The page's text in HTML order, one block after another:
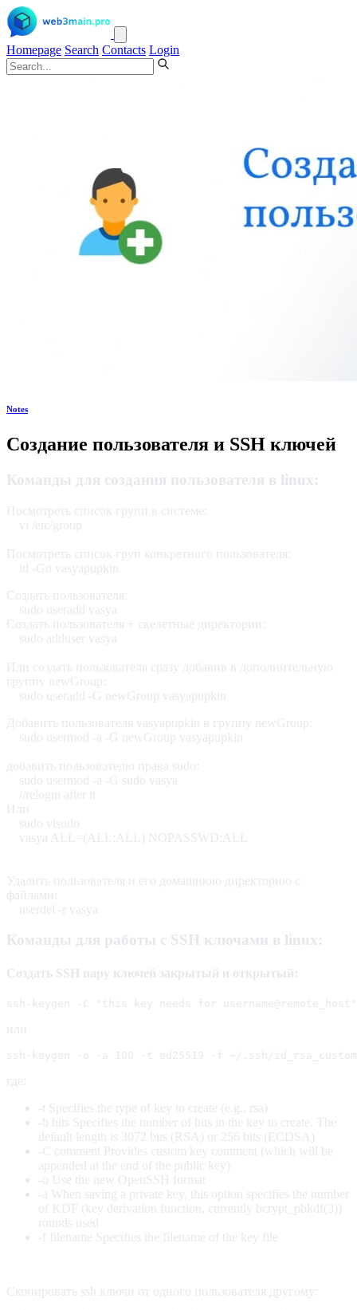
Homepage Search Contacts Login
Notes
Создание пользователя и SSH ключей
Команды для создания пользователя в linux:
Посмотреть список групп в системе:
vi /etc/group
Посмотреть список груп конкретного пользователя:
id -Gn vasyapupkin
Создать пользователя:
sudo useradd vasya
Создать пользователя + скелетные директории:
sudo adduser vasya
Или создать пользователя сразу добавив в дополнительную
группу newGroup:
sudo useradd -G newGroup vasyapupkin
Добавить пользователя vasyapupkin в группу newGroup:
sudo usermod -a -G newGroup vasyapupkin
добавить пользователю права sudo:
sudo usermod -a -G sudo vasya
//relogin after it
Или
sudo visudo
vasya ALL=(ALL:ALL) NOPASSWD:ALL
Удалить пользователя и его домашнюю директорию с
файлами:
userdel -r vasya
Команды для работы с SSH ключами в linux:
Создать SSH пару ключей закрытый и открытый:
ssh-keygen -C "this key needs for username@remote_host"
или
ssh-keygen -o -a 100 -t ed25519 -f ~/.ssh/
где:
-t Specifies the type of key to create (e.g., rsa)
-b bits Specifies the number of bits in the key to create. The
default length is 3072 bits (RSA) or 256 bits (ECDSA)
-C comment Provides custom key comment (which will be
appended at the end of the public key)
-o Use the new OpenSSH format
-a When saving a private key, this option specifies the number
of KDF (key derivation function, currently bcrypt_pbkdf(3))
rounds used
-f filename Specifies the filename of the key file
Скопировать ssh ключи от одного пользователя другому: